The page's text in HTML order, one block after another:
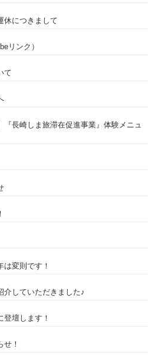
休につきまして
リンク）
て
『長崎しま旅滞在促進事業』体験メニュ
変則です！
介していただきました♪
壇します！
せ！